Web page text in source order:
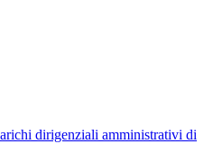
dirigenziali amministrativi di